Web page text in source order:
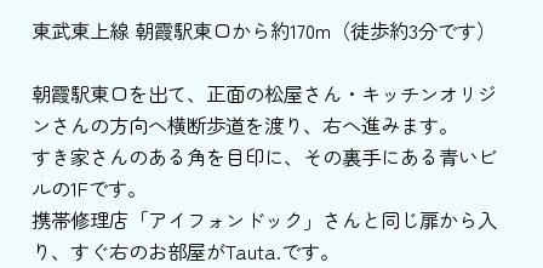
東武東上線 朝霞駅東口から約170m（徒歩約3分です）
朝霞駅東口を出て、正面の松屋さん・キッチンオリジ
ンさんの方向へ横断歩道を渡り、右へ進みます。
すき家さんのある角を目印に、その裏手にある青いビ
ルの1Fです。
携帯修理店「アイフォンドック」さんと同じ扉から入
り、すぐ右のお部屋がTauta.です。